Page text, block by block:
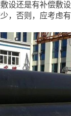
设还是有补偿敷设
，否则，应考虑有